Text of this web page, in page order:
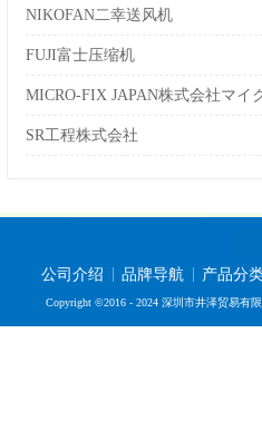
NIKOFAN二幸送风机
FUJI富士压缩机
MICRO-FIX JAPAN株式会社マイ
SR工程株式会社
公司介绍 品牌导航 产品分
Copyright ©2016 - 2024 深圳市井泽贸易有